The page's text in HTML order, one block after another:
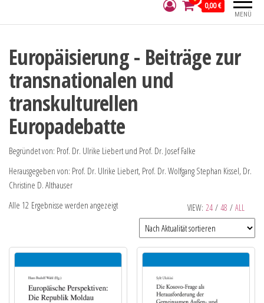
MENÜ
0,00 €
Europäisierung - Beiträge zur
transnationalen und
transkulturellen
Europadebatte
Begründet von: Prof. Dr. Ulrike Liebert und Prof. Dr. Josef Falke
Herausgegeben von: Prof. Dr. Ulrike Liebert, Prof. Dr. Wolfgang Stephan Kissel, Dr.
Christine D. Althauser
VIEW: 24 / 48 / ALL
Alle 12 Ergebnisse werden angezeigt